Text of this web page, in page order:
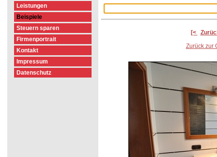
Leistungen
Beispiele
Steuern sparen
Firmenportrait
Kontakt
Impressum
Datenschutz
[<
Zurück zur